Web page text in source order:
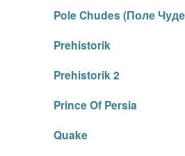
Pole Chudes (Поле
Prehistorik
Prehistorik 2
Prince Of Persia
Quake